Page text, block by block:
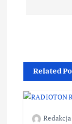
Related
Redakcja